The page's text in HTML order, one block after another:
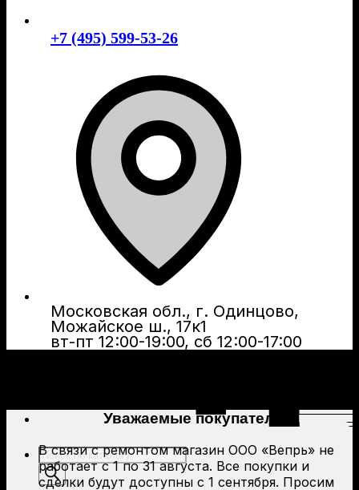
+7 (495) 599-53-26
Московская обл., г. Одинцово,
Можайское ш., 17к1
вт-пт 12:00-19:00, сб 12:00-17:00
Поиск
товаров
Уважаемые покупатели!
В связи с ремонтом магазин ООО «Вепрь» не
работает с 1 по 31 августа. Все покупки и
сделки будут доступны с 1 сентября. Просим